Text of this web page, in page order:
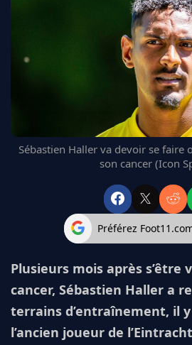
FC BARCELONE
L'AVIS DE LA RÉDAC'
Sébastien Haller va devoir se faire
son cancer (Icon
Préférez
Plusieurs mois après s’être
cancer, Sébastien Haller a
terrains d’entraînement, il
l’ancien joueur de